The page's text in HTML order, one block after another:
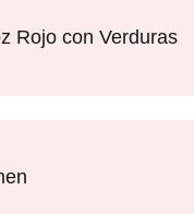
Rojo con Verduras